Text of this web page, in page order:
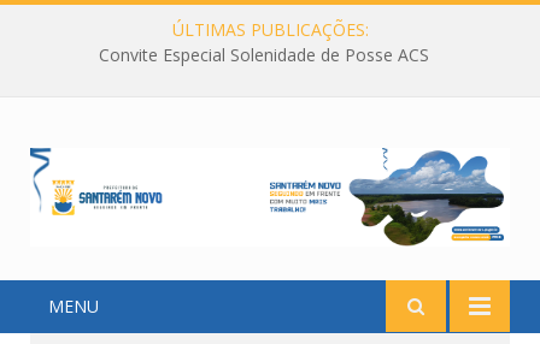
ÚLTIMAS PUBLICAÇÕES:
Convite Especial Solenidade de Posse ACS
MENU